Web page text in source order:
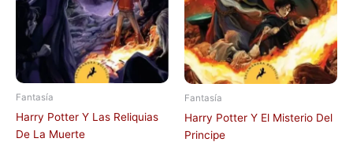
Fantasía
Harry Potter Y Las Reliquias
De La Muerte
Fantasía
Harry Potter Y El Misterio Del
Principe